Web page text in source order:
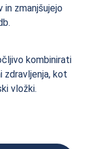
in zmanjšujejo
kombinirati
zdravljenja, kot
vložki.